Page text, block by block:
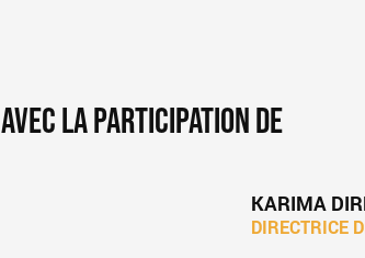
AVEC LA PARTICIPATION DE
KARIMA
DIRECTRICE